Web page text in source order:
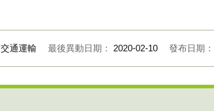
交通運輸 最後異動日期： 2020-02-10 發布日期：